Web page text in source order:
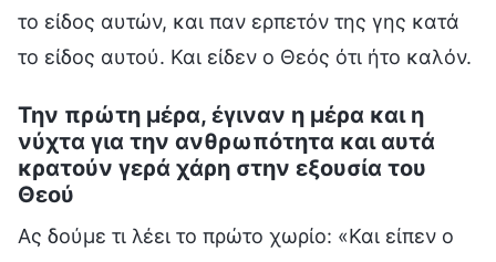
το είδος αυτών, και παν ερπετόν της γης κατά
το είδος αυτού. Και είδεν ο Θεός ότι ήτο καλόν.
Την πρώτη μέρα, έγιναν η μέρα και η
νύχτα για την ανθρωπότητα και αυτά
κρατούν γερά χάρη στην εξουσία του
Θεού
Ας δούμε τι λέει το πρώτο χωρίο: «Και είπεν ο